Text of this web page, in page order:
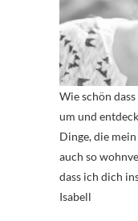
Wie schön
um und
Dinge, die
auch so
dass ich dich
Isabell